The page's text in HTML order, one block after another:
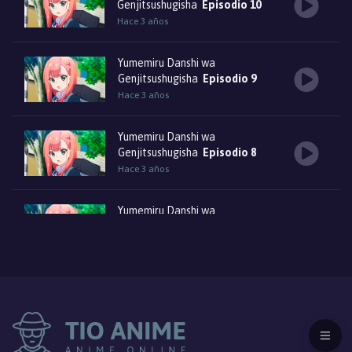
Genjitsushugisha
Episodio 10
Hace 3 años
Yumemiru Danshi wa
Genjitsushugisha
Episodio 9
Hace 3 años
Yumemiru Danshi wa
Genjitsushugisha
Episodio 8
Hace 3 años
Yumemiru Danshi wa